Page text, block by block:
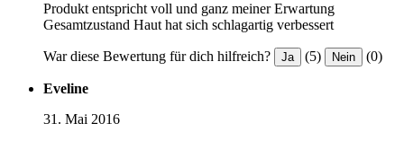
Produkt entspricht voll und ganz meiner Erwartung
Gesamtzustand Haut hat sich schlagartig verbessert
War diese Bewertung für dich hilfreich? Ja (5) Nein (0)
Eveline
31. Mai 2016